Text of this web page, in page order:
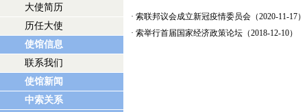
大使简历
历任大使
使馆信息
联系我们
使馆新闻
中索关系
· 索联邦议会成立新冠疫情委员会 （2020-11-17）
· 索举行首届国家经济政策论坛 （2018-12-10）